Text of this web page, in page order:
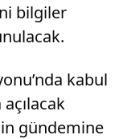
bilgiler
kabul
gündemine